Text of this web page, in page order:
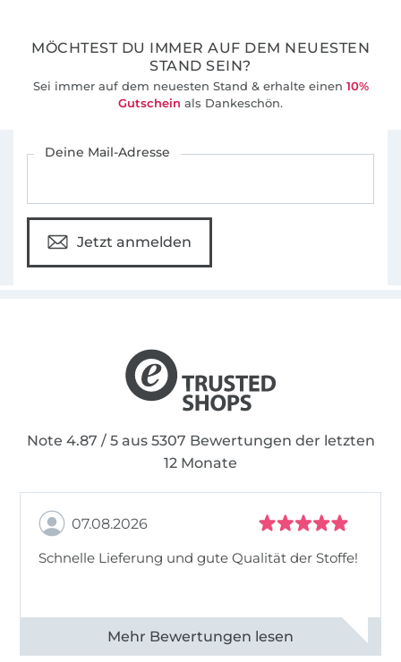
MÖCHTEST DU IMMER AUF DEM NEUESTEN
STAND SEIN?
Sei immer auf dem neuesten Stand & erhalte einen 10%
Gutschein als Dankeschön.
Deine Mail-Adresse
Jetzt anmelden
Note 4.87 / 5 aus 5307 Bewertungen der letzten
12 Monate
07.08.2026
Schnelle Lieferung und gute Qualität der Stoffe!
Alle 82968 Bewertungen ansehen